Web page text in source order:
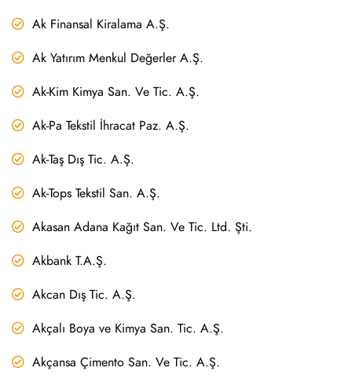
Ak Finansal Kiralama A.Ş.
Ak Yatırım Menkul Değerler A.Ş.
Ak-Kim Kimya San. Ve Tic. A.Ş.
Ak-Pa Tekstil İhracat Paz. A.Ş.
Ak-Taş Dış Tic. A.Ş.
Ak-Tops Tekstil San. A.Ş.
Akasan Adana Kağıt San. Ve Tic. Ltd. Şti.
Akbank T.A.Ş.
Akcan Dış Tic. A.Ş.
Akçalı Boya ve Kimya San. Tic. A.Ş.
Akçansa Çimento San. Ve Tic. A.Ş.